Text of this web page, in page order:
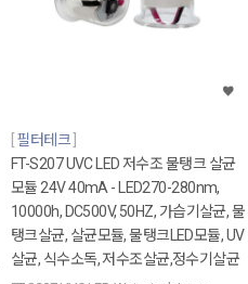
필터테크
FT-S207 UVC LED 저수조 물탱크 살균
모듈 24V 40mA - LED270-280nm,
10000h, DC500V, 50HZ, 가습기살균, 물
탱크살균, 살균모듈, 물탱크LED모듈, UV
살균, 식수소독, 저수조살균,정수기살균